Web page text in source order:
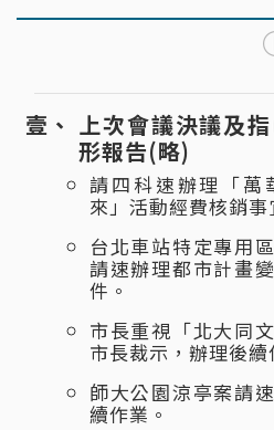
上次會議決議及
形報告(略)
請四科速辦理「萬
來」活動經費核銷事
台北車站特定專用
請速辦理都市計畫
件。
市長重視「北大同
市長裁示，辦理後續
師大公園涼亭案請
續作業。